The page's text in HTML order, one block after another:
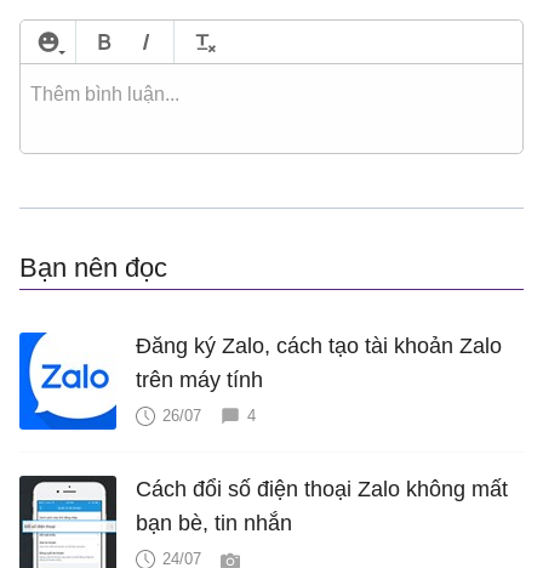
Bạn nên đọc
Đăng ký Zalo, cách tạo tài khoản Zalo
trên máy tính
26/07 4
Cách đổi số điện thoại Zalo không mất
bạn bè, tin nhắn
24/07